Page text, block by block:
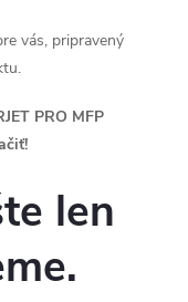
vás, pripravený
PRO MFP
len